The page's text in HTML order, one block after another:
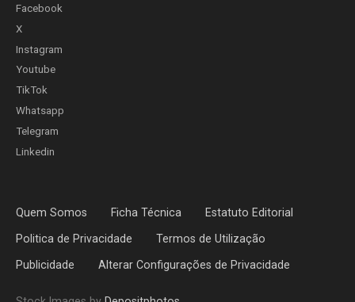
Facebook
X
Instagram
Youtube
TikTok
Whatsapp
Telegram
Linkedin
Quem Somos Ficha Técnica Estatuto Editorial
Politica de Privacidade Termos de Utilização
Publicidade Alterar Configurações de Privacidade